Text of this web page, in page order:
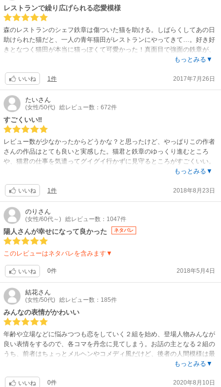
レストランで繰り広げられる恋愛模様
森のレストランのシェフ鉄章は傷ついた猫を助ける。しばらくしてあの日
助けられた猫だと、一人の青年猫田がレストランにやってきて…。好き好
きとなつく猫田が本当に猫っぽくて可愛かった！真面目で強面の鉄章が、
本当に猫？と意識していくところも面白い！後半はレストランで働く仲間
て…。お店の客圭吾にアプローチされ、切なく揺れるお話です。前半で可
愛さにキュンとさせられ、後半で切なくさせられ…。素敵なストーリーで
した！
もっとみる▼
いいね 1件 2017年7月26日
たいさん
(女性/50代) 総レビュー数：672件
すごくいい‼
レビュー数が少なかったからどうかな？と思ったけど、やっぱりこの作者
さんの作品はとても良いと実感した。猫君と鉄章のゆっくり進むところ
や、猫君の仕事を気遣ってグイグイ行かずに見守るところがすごくいい。
陽人は圭吾とくっついてくれて良かった。登場人物に悪人はいなくて、雑
ので、読後感も良かった。
もっとみる▼
いいね 1件 2018年8月23日
のり さん
(女性/60代～) 総レビュー数：1047件
陽人さんが幸せになって良かった ネタバレ
このレビューはネタバレを含みます▼
いいね 0件 2018年5月4日
結花さん
(女性/50代) 総レビュー数：185件
みんなの表情がかわいい
年齢や立場などに悩みつつも恋をしていく２組を始め、登場人物みんなが
良い表情をするので、各コマを丹念に見てしまう。お話の主となる２組の
うち、前者はちょっとメルヘンやコメディ風だけど、後者の人間模様は最
後までなかなか混線していてドキドキした。華やかと賑やか、どちらを選
もっとみる▼
いいね 0件 2020年8月10日